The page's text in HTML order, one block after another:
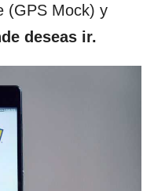
(GPS Mock) y
deseas ir.